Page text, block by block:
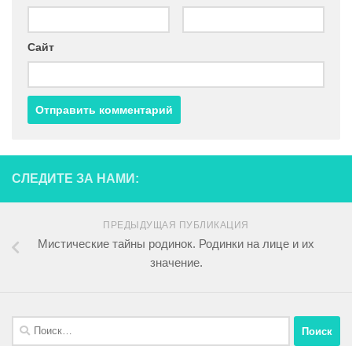
Сайт
СЛЕДИТЕ ЗА НАМИ:
ПРЕДЫДУЩАЯ ПУБЛИКАЦИЯ
Мистические тайны родинок. Родинки на лице и их
значение.